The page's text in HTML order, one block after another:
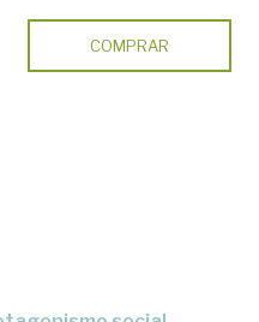
COMPRAR